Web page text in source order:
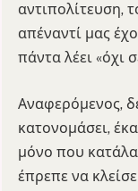
αντιπολίτευση,
απέναντί μας
πάντα λέει «όχι
Αναφερόμενος,
κατονομάσει,
μόνο που
έπρεπε να